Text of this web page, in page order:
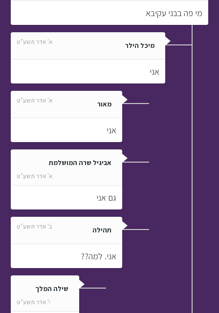
מי פה בבני עקיבא
מיכל הילר א' אדר תשע"ט
אני
מאור א' אדר תשע"ט
אני
אביגיל שרה המושלמת
א' אדר תשע"ט
גם אני
תהילה ב' אדר תשע"ט
אני. למה??
שילה המלך
י' אדר תשע"ט